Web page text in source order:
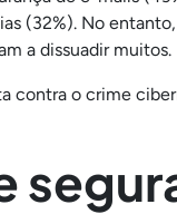
(32%). No
a dissuadir muitos.
contra o crime